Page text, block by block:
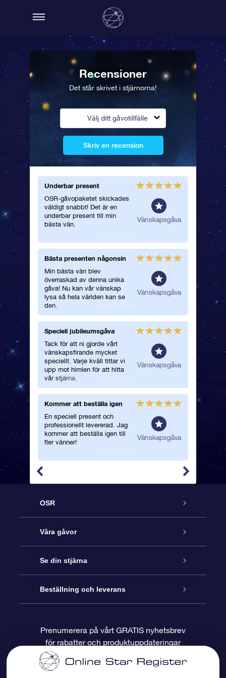
Recensioner
Det står skrivet i stjärnorna!
Välj ditt gåvotillfälle
Skriv en recension
Underbar present
OSR-gåvopaketet skickades
väldigt snabbt! Det är en
underbar present till min
bästa vän.
Vänskapsgåva
Bästa presenten någonsin
Min bästa vän blev
överraskad av denna unika
gåva! Nu kan vår vänskap
lysa så hela världen kan se
den.
Vänskapsgåva
Speciell jubileumsgåva
Tack för att ni gjorde vårt
vänskapsfirande mycket
speciellt. Varje kväll tittar vi
upp mot himlen för att hitta
vår stjärna.
Vänskapsgåva
Kommer att beställa igen
En speciell present och
professionellt levererad. Jag
kommer att beställa igen till
fler vänner!
Vänskapsgåva
Jag
följde
vän
var
En
En
en
Perfekt
Jag
vår
OSR
Kundtjänst
Kontakta oss
Blogg
Recensioner
Våra gåvor
Online-Stjärngåva
OSR Gåvopaket
OSR Presentkort
Företagspresenter
Se din stjärna
Stjärnregiste
Personlig Stjärnsida
One Million Stars
Beställning och leverans
Betalningsinformation
Prenumerera på vårt GRATIS nyhetsbrev
för rabatter och produktuppdateringar